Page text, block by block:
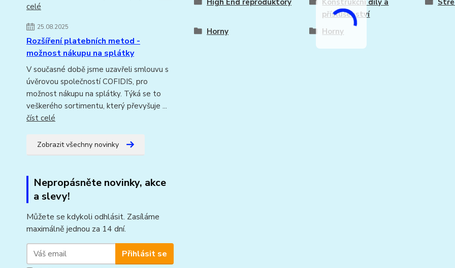
celé
25.08.2025
Rozšíření platebních metod -
možnost nákupu na splátky
V současné době jsme uzavřeli smlouvu s
úvěrovou společností COFIDIS, pro
možnost nákupu na splátky. Týká se to
veškerého sortimentu, který převyšuje ...
číst celé
Zobrazit všechny novinky
Nepropásněte novinky, akce
a slevy!
Můžete se kdykoli odhlásit. Zasíláme
maximálně jednou za 14 dní.
Přihlásit se
High End reproduktory
Konstrukční díly a
příslušenství
Horny Horny